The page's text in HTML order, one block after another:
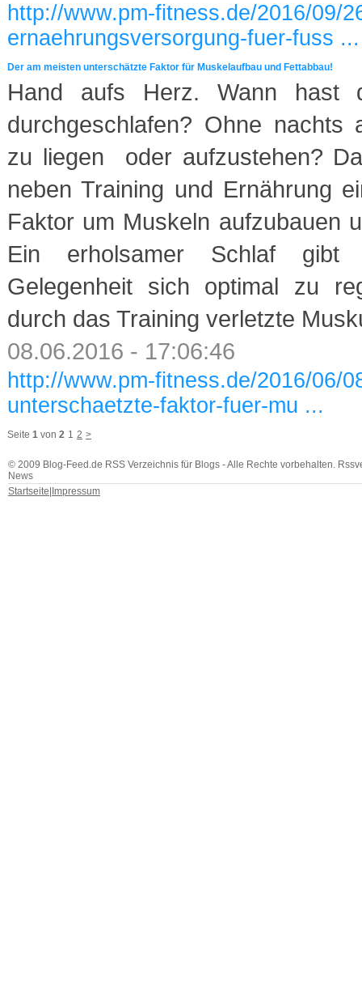
http://www.pm-fitness.de/2016/09/
ernaehrungsversorgung-fuer-fuss ...
Der am meisten unterschätzte Faktor für Muskelaufbau und Fettabbau!
Hand aufs Herz. Wann hast
durchgeschlafen? Ohne nachts
zu liegen oder aufzustehen?
neben Training und Ernährung
Faktor um Muskeln aufzubauen
Ein erholsamer Schlaf
Gelegenheit sich optimal zu
durch das Training verletzte
08.06.2016 - 17:06:46
http://www.pm-fitness.de/2016/06/
unterschaetzte-faktor-fuer-mu ...
Seite 1 von 2 1 2 >
© 2009 Blog-Feed.de RSS Verzeichnis für Blogs - Alle Rechte vorbehalten.
News
Startseite Impressum